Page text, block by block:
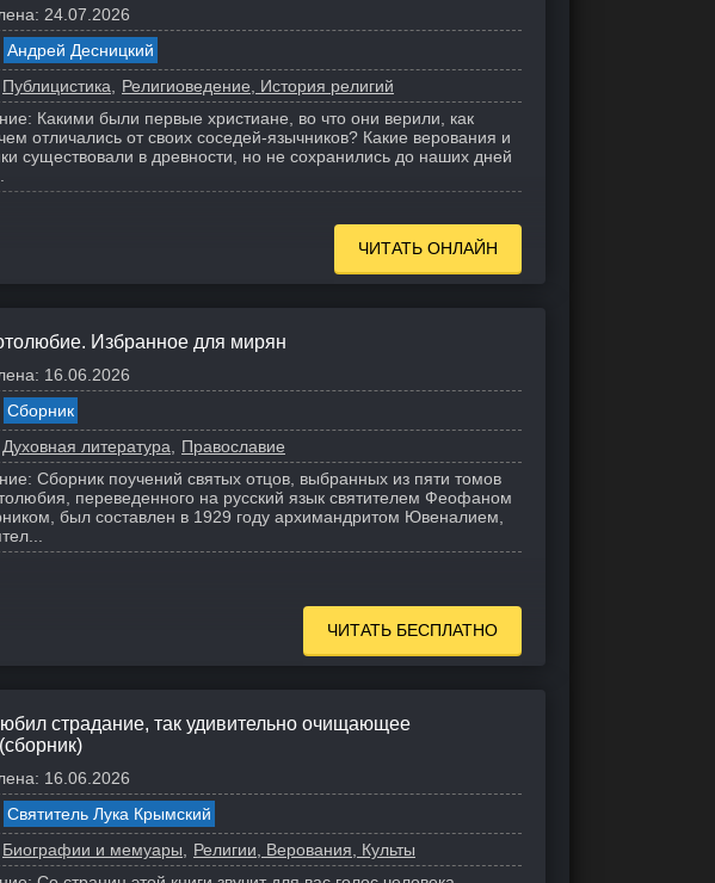
24.07.2026
Андрей Десницкий
Публицистика
Религиоведение, История религий
Какими были первые христиане, во что они верили, как
отличались от своих соседей-язычников? Какие верования и
существовали в древности, но не сохранились до наших дней
ЧИТАТЬ ОНЛАЙН
Избранное для мирян
16.06.2026
Сборник
Духовная литература
Православие
Сборник поучений святых отцов, выбранных из пяти томов
переведенного на русский язык святителем Феофаном
был составлен в 1929 году архимандритом Ювеналием,
ЧИТАТЬ БЕСПЛАТНО
страдание, так удивительно очищающее
16.06.2026
Святитель Лука Крымский
Биографии и мемуары
Религии, Верования, Культы